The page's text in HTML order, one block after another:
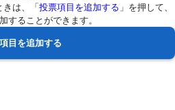
は、「 投票項目を追加する 」を押して、
することができます。